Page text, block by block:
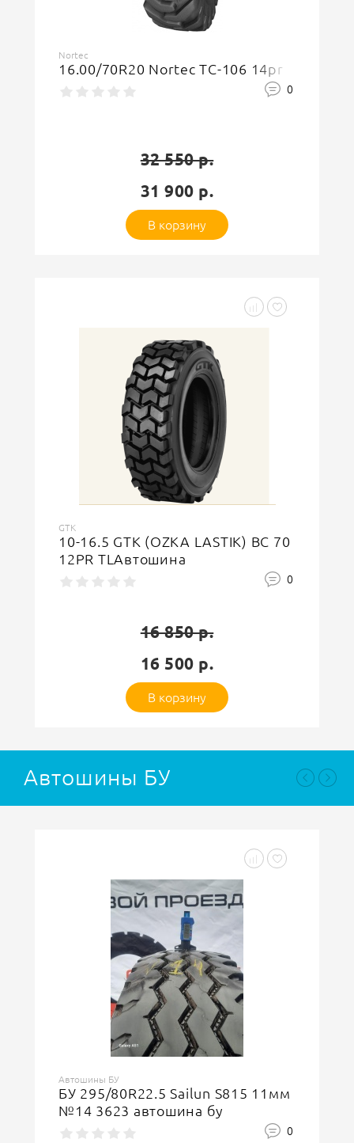
GTK
10.00-20 GTK (OZKA LASTIK) LD94
16PR 146/143A8 TTАвтошина
33 150 р.
32 500 р.
В корзину
GTK
16.9-28 GTK LD90 14PR TL
Автошина (OZKA LASTIK)
1
58 350 р.
57 200 р.
В корзину
Автошины БУ
Автошины БУ
БУ 315/70R22.5 Hankook Smart
Flex AH31 7мм №17 3916